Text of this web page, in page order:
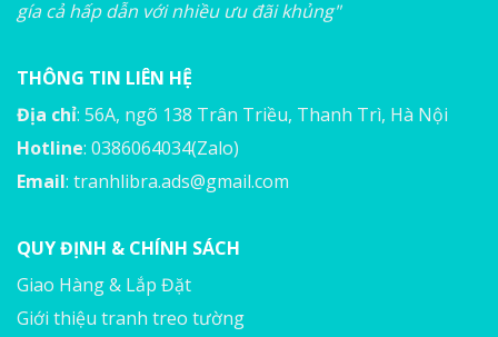
gía cả hấp dẫn với nhiều ưu đãi khủng"
THÔNG TIN LIÊN HỆ
Địa chỉ: 56A, ngõ 138 Trân Triều, Thanh Trì, Hà Nội
Hotline: 0386064034(Zalo)
Email: tranhlibra.ads@gmail.com
QUY ĐỊNH & CHÍNH SÁCH
Giao Hàng & Lắp Đặt
Giới thiệu tranh treo tường